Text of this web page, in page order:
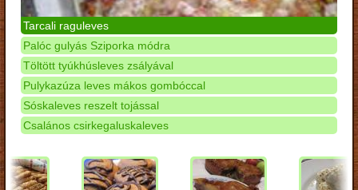
Tarcali raguleves
Palóc gulyás Sziporka módra
Töltött tyúkhúsleves zsályával
Pulykazúza leves mákos gombóccal
Sóskaleves reszelt tojással
Csalános csirkegaluskaleves